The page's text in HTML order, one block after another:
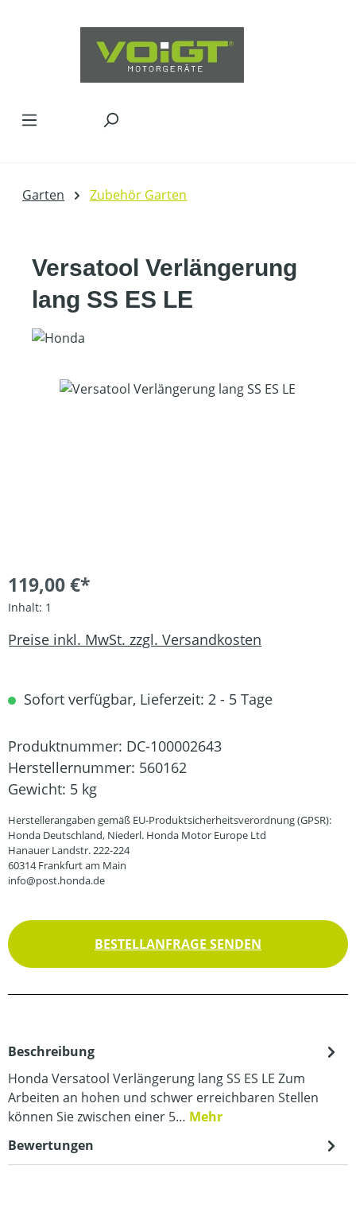
Garten Zubehör Garten
Versatool Verlängerung
lang SS ES LE
Bildergalerie überspringen
119,00 €*
Inhalt: 1
Preise inkl. MwSt. zzgl. Versandkosten
Sofort verfügbar, Lieferzeit: 2 - 5 Tage
Produktnummer: DC-100002643
Herstellernummer: 560162
Gewicht: 5 kg
Herstellerangaben gemäß EU-Produktsicherheitsverordnung (GPSR):
Honda Deutschland, Niederl. Honda Motor Europe Ltd
Hanauer Landstr. 222-224
60314 Frankfurt am Main
info@post.honda.de
BESTELLANFRAGE SENDEN
Beschreibung
Honda Versatool Verlängerung lang SS ES LE Zum
Arbeiten an hohen und schwer erreichbaren Stellen
können Sie zwischen einer 5… Mehr
Bewertungen